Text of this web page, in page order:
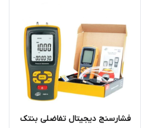
فشارسنج دیجیتال تفاضلی بنتک